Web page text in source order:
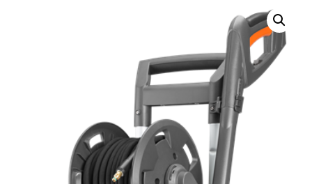
Измерительное оборудование
Клининговое оборудование
Компрессорное оборудование